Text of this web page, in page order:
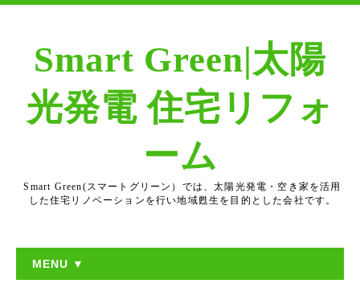
Smart Green|太陽
光発電 住宅リフォ
ーム
Smart Green(スマートグリーン）では、太陽光発電・空き家を活用
した住宅リノベーションを行い地域甦生を目的とした会社です。
MENU ▼